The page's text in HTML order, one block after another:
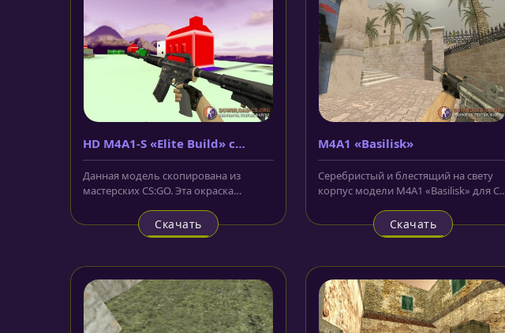
HD M4A1-S «Elite Build» с
анимацией осмотра
Данная модель скопирована из
мастерских CS:GO. Эта окраска
калашникова, но...Скачать
M4A1 «Basilisk»
Серебристый и блестящий на свету
корпус модели M4A1 «Basilisk» для CS
Скачать